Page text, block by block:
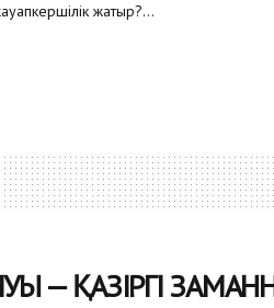
жатыр?...
— ҚАЗІРГІ